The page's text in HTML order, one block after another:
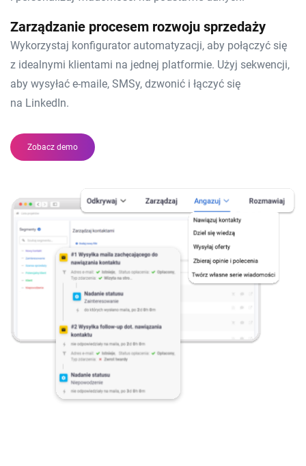
Zarządzanie procesem rozwoju sprzedaży
Wykorzystaj konfigurator automatyzacji, aby połączyć się
z idealnymi klientami na jednej platformie. Użyj sekwencji,
aby wysyłać e-maile, SMSy, dzwonić i łączyć się
na LinkedIn.
Zobacz demo